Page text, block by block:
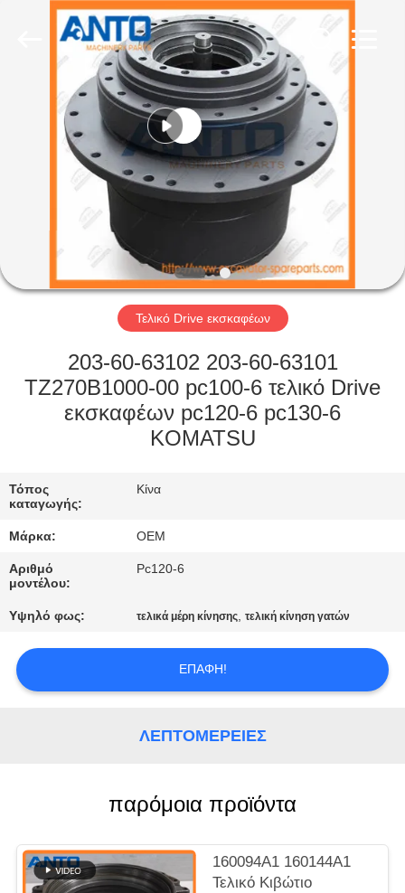
ΣΠΊΤΙ
ΠΡΟΪΌΝΤΑ
ΠΕΡΊΠΟΥ
ΕΜΕΊΣ
ΓΎΡΟΣ
ΕΡΓΟΣΤΑΣΊΩΝ
ΠΟΙΟΤΙΚΌΣ
ΈΛΕΓΧΟΣ
SITEMAP
ΠΟΛΙΤΙΚΉ
ΑΠΟΡΡΉΤΟΥ
Τελικό Drive εκσκαφέων
203-60-63102 203-60-63101
TZ270B1000-00 pc100-6 τελικό Drive
εκσκαφέων pc120-6 pc130-6
KOMATSU
Τόπος
καταγωγής:
Κίνα
Μάρκα: OEM
Αριθμό
μοντέλου:
Pc120-6
Υψηλό φως: τελικά μέρη κίνησης,τελική κίνηση γατών
ΕΠΑΦΉ!
ΛΕΠΤΟΜΈΡΕΙΕΣ
παρόμοια προϊόντα
160094A1 160144A1
Τελικό Κιβώτιο